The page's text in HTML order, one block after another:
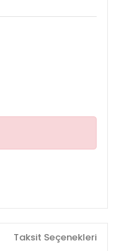
Taksit Seçenekleri